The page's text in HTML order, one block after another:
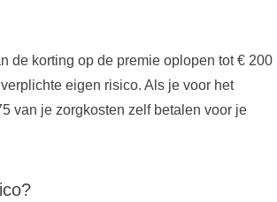
de korting op de premie oplopen tot € 200
eigen risico. Als je voor het
van je zorgkosten zelf betalen voor je